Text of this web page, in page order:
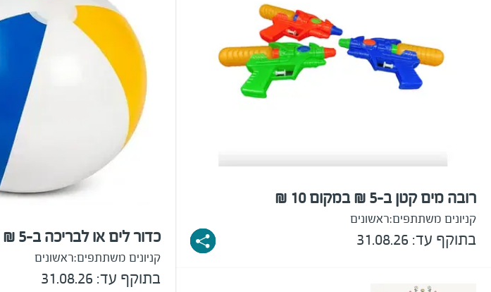
רובה מים קטן ב-5 ₪ במקום 10 ₪
קניונים משתתפים:ראשונים
בתוקף עד: 31.08.26 כדור לים או לבריכה ב-5 ₪ במקום 10 ₪
קניונים משתתפים:ראשונים
בתוקף עד: 31.08.26